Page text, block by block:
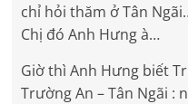
chỉ hỏi thăm ở Tân
Chị đó Anh Hưng à…
Giờ thì Anh Hưng biết
Trường An – Tân Ngãi :